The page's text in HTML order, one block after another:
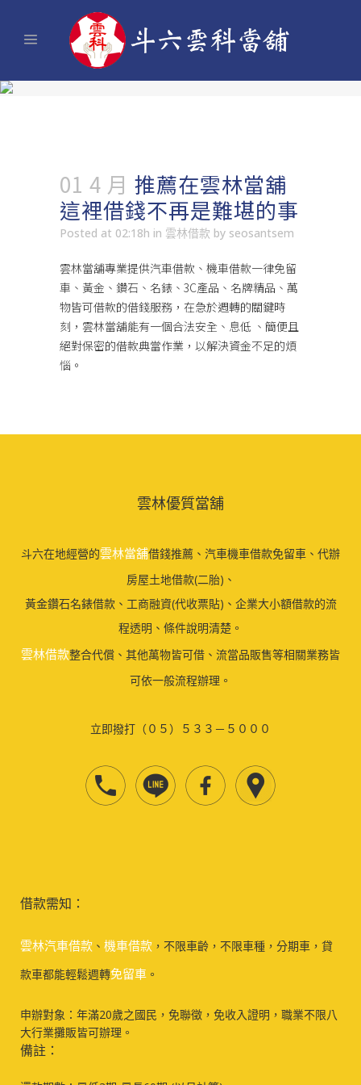
01 4 月 推薦在雲林當舖
這裡借錢不再是難堪的事
Posted at 02:18h in 雲林借款 by seosantsem
雲林當舖專業提供汽車借款、機車借款一律免留
車、黃金、鑽石、名錶、3C產品、名牌精品、萬
物皆可借款的借錢服務，在急於週轉的關鍵時
刻， 雲林當舖能有一個合法安全、息低 、簡便且
絕對保密的借款典當作業，以解決資金不足的煩
惱。
雲林優質當舖
斗六在地經營的雲林當舖借錢推薦、汽車機車借款免留車、代辦
房屋土地借款(二胎)、
黃金鑽石名錶借款、工商融資(代收票貼)、企業大小額借款的流
程透明、條件說明清楚。
雲林借款整合代償、其他萬物皆可借、流當品販售等相關業務皆
可依一般流程辦理。
立即撥打（０５）５３３－５０００
借款需知：
雲林汽車借款 、 機車借款 ，不限車齡，不限車種，分期車，貸
款車都能輕鬆週轉免留車 。
申辦對象：年滿20歲之國民，免聯徵，免收入證明，職業不限八
大行業攤販皆可辦理。
備註：